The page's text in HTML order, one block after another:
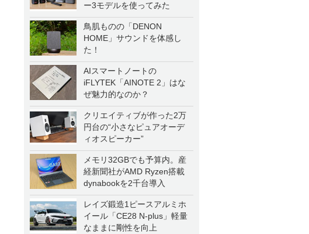
ー3モデルを使ってみた
鳥肌ものの「DENON
HOME」サウンドを体感し
た！
AIスマートノートの
iFLYTEK「AINOTE 2」はな
ぜ魅力的なのか？
クリエイティブが作った2万
円台の“小さなピュアオーデ
ィオスピーカー”
メモリ32GBでも予算内。産
経新聞社がAMD Ryzen搭載
dynabookを2千台導入
レイズ鍛造1ピースアルミホ
イール「CE28 N-plus」軽量
なままに剛性を向上